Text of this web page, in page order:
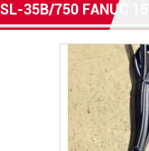
35B/750 FANUC 15T